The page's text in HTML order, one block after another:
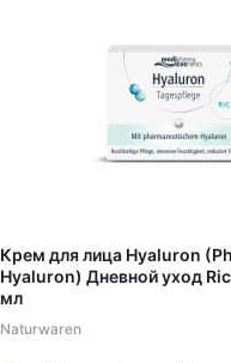
Крем для лица Hyaluron
Hyaluron) Дневной уход
мл
Naturwaren